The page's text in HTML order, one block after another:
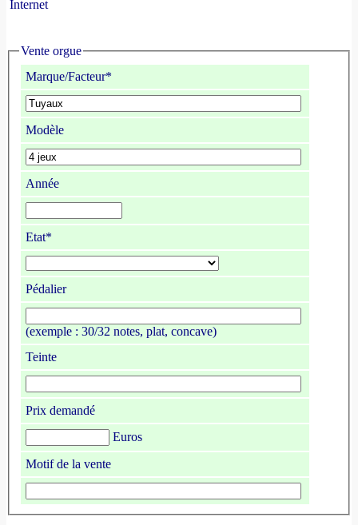
Internet
Vente orgue
Marque/Facteur*
Modèle
Année
Etat*
Pédalier
(exemple : 30/32 notes, plat, concave)
Teinte
Prix demandé
Euros
Motif de la vente